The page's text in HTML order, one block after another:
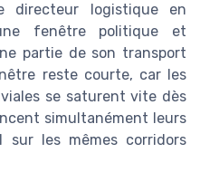
directeur logistique en
fenêtre politique et
partie de son transport
reste courte, car les
se saturent vite dès
simultanément leurs
les mêmes corridors